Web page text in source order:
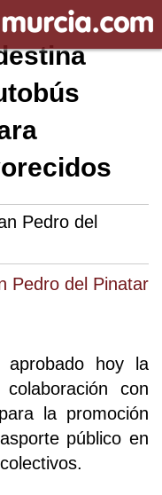
Pedro del Pinatar
Pedro del
hoy la
con
la promoción
público en